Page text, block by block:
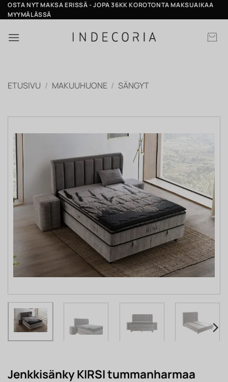
Skip
to
OSTA NYT MAKSA ERISSÄ - JOPA 36KK KOROTONTA MAKSUAIKAA
MYYMÄLÄSSÄ
ETUSIVU / MAKUUHUONE / SÄNGYT
Jenkkisänky KIRSI tummanharmaa